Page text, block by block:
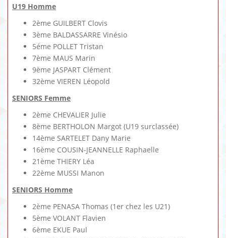
U19 Homme
2ème GUILBERT Clovis
3ème BALDASSARRE Vinésio
5éme POLLET Tristan
7ème MAUS Marin
9ème JASPART Clément
32ème VIEREN Léopold
SENIORS Femme
2ème CHEVALIER Julie
8ème BERTHOLON Margot (U19 surclassée)
14ème SARTELET Dany Marie
16ème COUSIN-JEANNELLE Raphaelle
21ème THIERY Léa
22ème MUSSI Manon
SENIORS Homme
2ème PENASA Thomas (1er chez les U21)
5ème VOLANT Flavien
6ème EKUE Paul